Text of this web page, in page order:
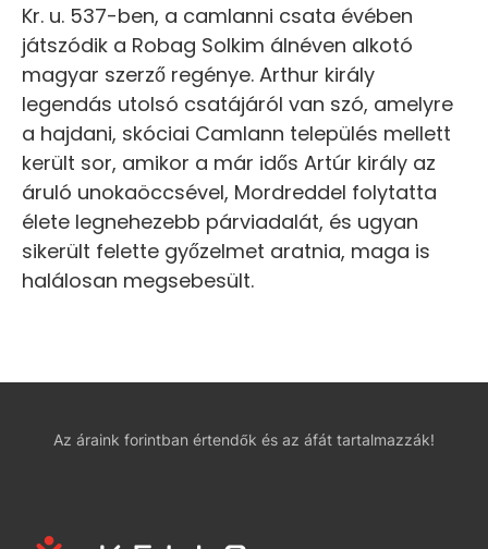
Kr. u. 537-ben, a camlanni csata évében
játszódik a Robag Solkim álnéven alkotó
magyar szerző regénye. Arthur király
legendás utolsó csatájáról van szó, amelyre
a hajdani, skóciai Camlann település mellett
került sor, amikor a már idős Artúr király az
áruló unokaöccsével, Mordreddel folytatta
élete legnehezebb párviadalát, és ugyan
sikerült felette győzelmet aratnia, maga is
halálosan megsebesült.
Az áraink forintban értendők és az áfát tartalmazzák!